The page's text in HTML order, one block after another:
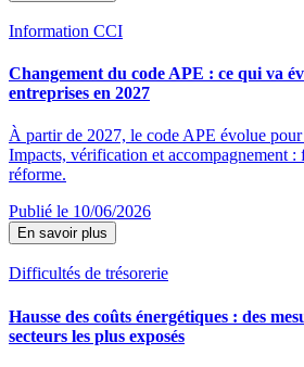
Information CCI
Changement du code APE : ce qui va
entreprises en 2027
À partir de 2027, le code APE évolue pour
Impacts, vérification et accompagnement :
réforme.
Publié le 10/06/2026
En savoir plus
Difficultés de trésorerie
Hausse des coûts énergétiques : des
secteurs les plus exposés